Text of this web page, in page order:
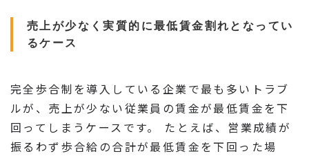
売上が少なく実質的に最低賃金割れとなってい
るケース
完全歩合制を導入している企業で最も多いトラブ
ルが、売上が少ない従業員の賃金が最低賃金を下
回ってしまうケースです。 たとえば、営業成績が
振るわず歩合給の合計が最低賃金を下回った場